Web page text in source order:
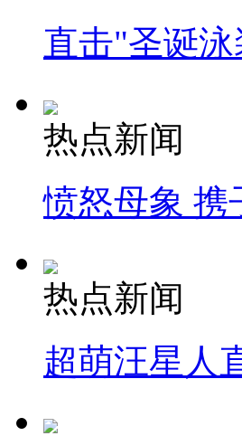
直击"圣诞
热点新闻
愤怒母象 携
热点新闻
超萌汪星人